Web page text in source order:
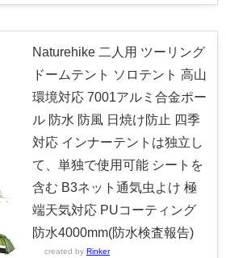
Naturehike 二人用 ツーリング
ドームテント ソロテント 高山
環境対応 7001アルミ合金ポー
ル 防水 防風 日焼け防止 四季
対応 インナーテントは独立し
て、単独で使用可能 シートを
含む B3ネット通気虫よけ 極
端天気対応 PUコーティング
防水4000mm(防水検査報告)
created by Rinker